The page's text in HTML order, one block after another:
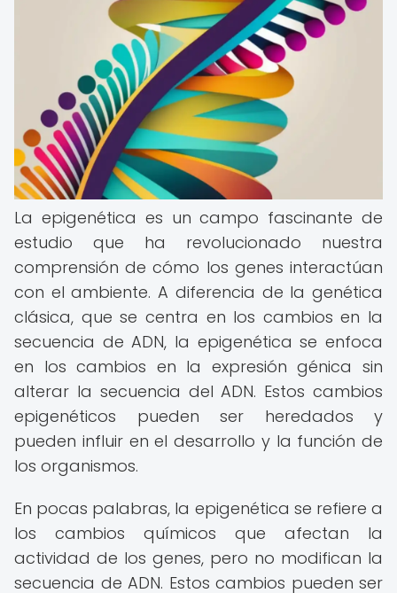
La epigenética es un campo fascinante de
estudio que ha revolucionado nuestra
comprensión de cómo los genes interactúan
con el ambiente. A diferencia de la genética
clásica, que se centra en los cambios en la
secuencia de ADN, la epigenética se enfoca
en los cambios en la expresión génica sin
alterar la secuencia del ADN. Estos cambios
epigenéticos pueden ser heredados y
pueden influir en el desarrollo y la función de
los organismos.
En pocas palabras, la epigenética se refiere a
los cambios químicos que afectan la
actividad de los genes, pero no modifican la
secuencia de ADN. Estos cambios pueden ser